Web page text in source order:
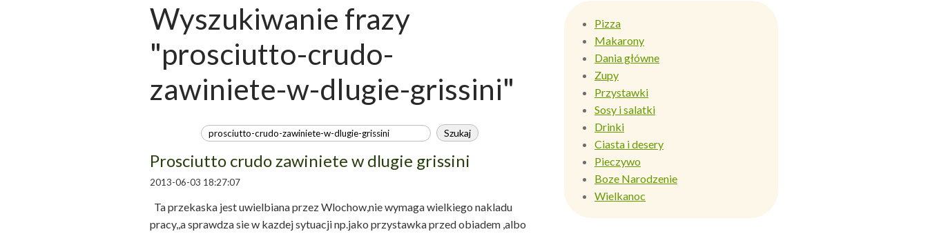
Wyszukiwanie frazy
"prosciutto-crudo-
zawiniete-w-dlugie-grissini"
Prosciutto crudo zawiniete w dlugie grissini
2013-06-03 18:27:07
Ta przekaska jest uwielbiana przez Wlochow,nie wymaga wielkiego nakladu
pracy,,a sprawdza sie w kazdej sytuacji np.jako przystawka przed obiadem ,albo
Pizza
Makarony
Dania główne
Zupy
Przystawki
Sosy i salatki
Drinki
Ciasta i desery
Pieczywo
Boze Narodzenie
Wielkanoc